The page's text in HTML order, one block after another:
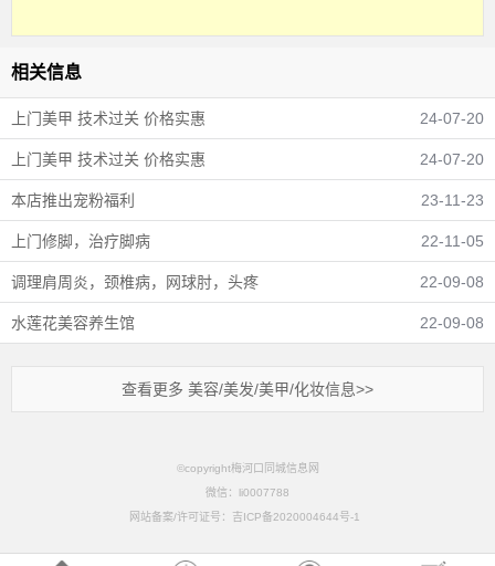
相关信息
上门美甲 技术过关 价格实惠 24-07-20
上门美甲 技术过关 价格实惠 24-07-20
本店推出宠粉福利 23-11-23
上门修脚，治疗脚病 22-11-05
调理肩周炎，颈椎病，网球肘，头疼 22-09-08
水莲花美容养生馆 22-09-08
查看更多 美容/美发/美甲/化妆信息>>
©copyright梅河口同城信息网
微信：li0007788
网站备案/许可证号：吉ICP备2020004644号-1